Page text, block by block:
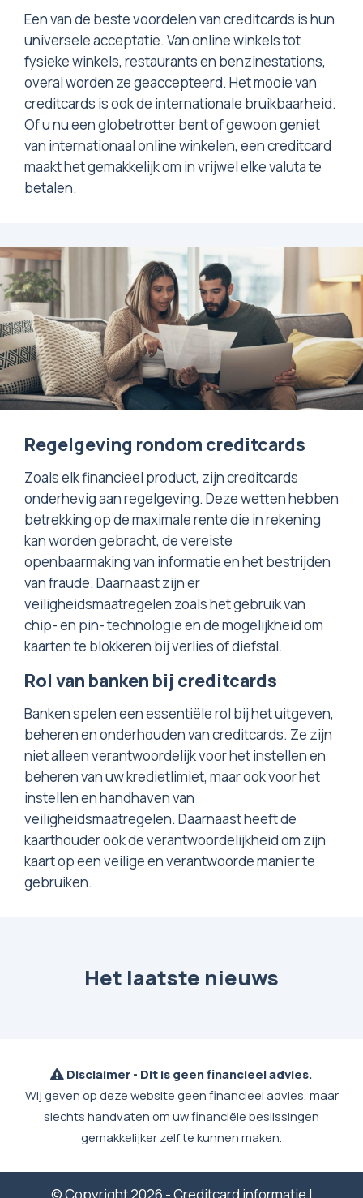
Een van de beste voordelen van creditcards is hun
universele acceptatie. Van online winkels tot
fysieke winkels, restaurants en benzinestations,
overal worden ze geaccepteerd. Het mooie van
creditcards is ook de internationale bruikbaarheid.
Of u nu een globetrotter bent of gewoon geniet
van internationaal online winkelen, een creditcard
maakt het gemakkelijk om in vrijwel elke valuta te
betalen.
Regelgeving rondom creditcards
Zoals elk financieel product, zijn creditcards
onderhevig aan regelgeving. Deze wetten hebben
betrekking op de maximale rente die in rekening
kan worden gebracht, de vereiste
openbaarmaking van informatie en het bestrijden
van fraude. Daarnaast zijn er
veiligheidsmaatregelen zoals het gebruik van
chip- en pin- technologie en de mogelijkheid om
kaarten te blokkeren bij verlies of diefstal.
Rol van banken bij creditcards
Banken spelen een essentiële rol bij het uitgeven,
beheren en onderhouden van creditcards. Ze zijn
niet alleen verantwoordelijk voor het instellen en
beheren van uw kredietlimiet, maar ook voor het
instellen en handhaven van
veiligheidsmaatregelen. Daarnaast heeft de
kaarthouder ook de verantwoordelijkheid om zijn
kaart op een veilige en verantwoorde manier te
gebruiken.
Het laatste nieuws
Disclaimer - Dit is geen financieel advies.
Wij geven op deze website geen financieel advies, maar
slechts handvaten om uw financiële beslissingen
gemakkelijker zelf te kunnen maken.
© Copyright 2026 - Creditcard informatie |